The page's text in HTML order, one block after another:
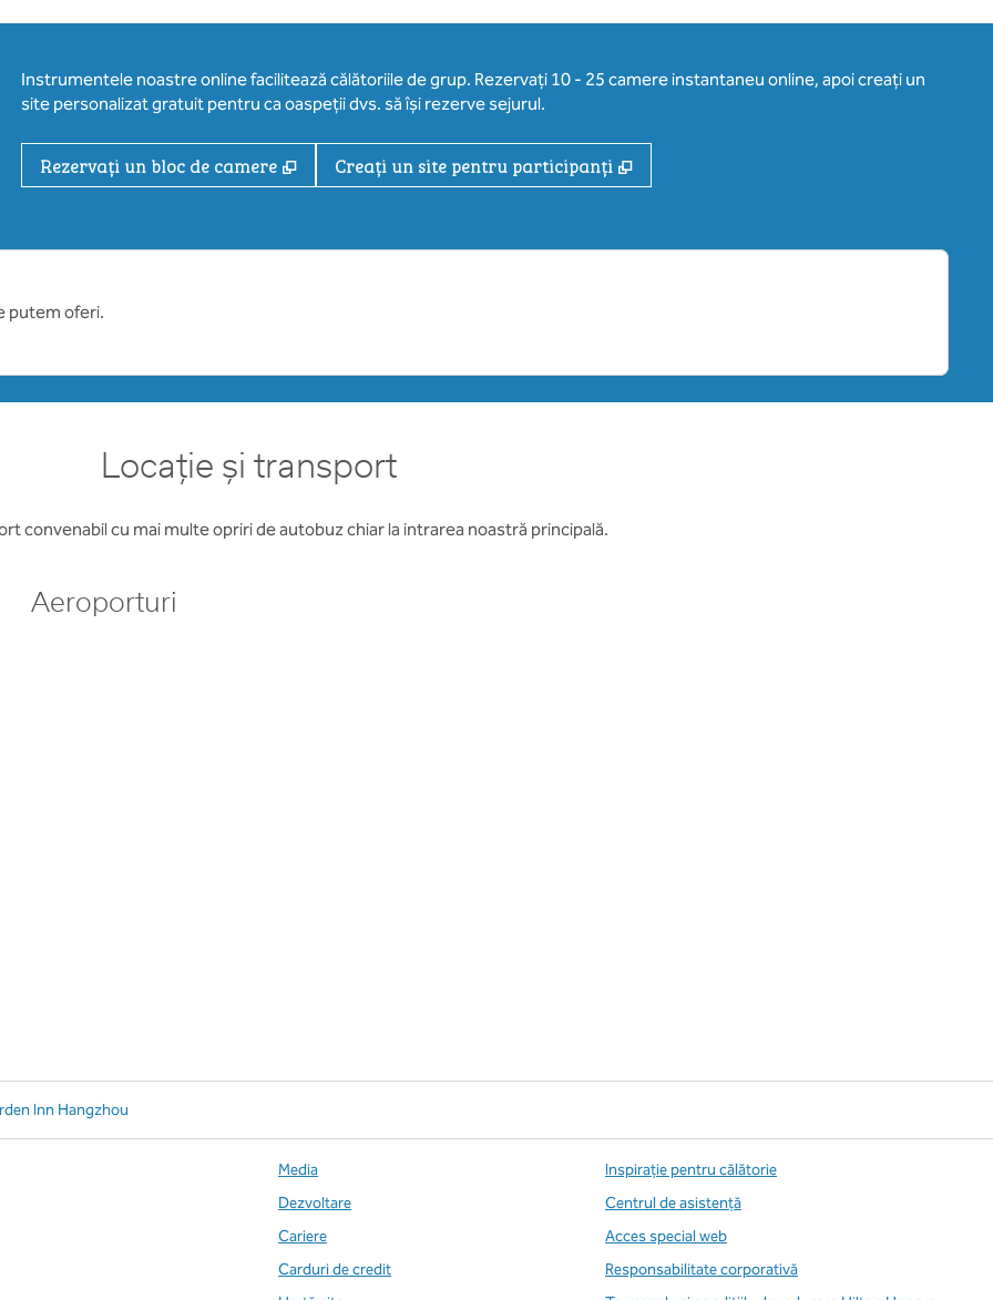
Instrumentele noastre online facilitează călătoriile de grup. Rezervați 10 - 25 camere instantaneu online, apoi creați un
site personalizat gratuit pentru ca oaspeții dvs. să își rezerve sejurul.
Rezervați un bloc de camere , Deschide o filă nouă
Creați un site pentru participanți ,
putem oferi.
Locație și transport
convenabil cu mai multe opriri de autobuz chiar la intrarea noastră principală.
Aeroporturi
Inn Hangzhou
Media
Dezvoltare
Cariere
Carduri de credit
Inspirație pentru călătorie
Centrul de asistență
Acces special web
Responsabilitate corporativă